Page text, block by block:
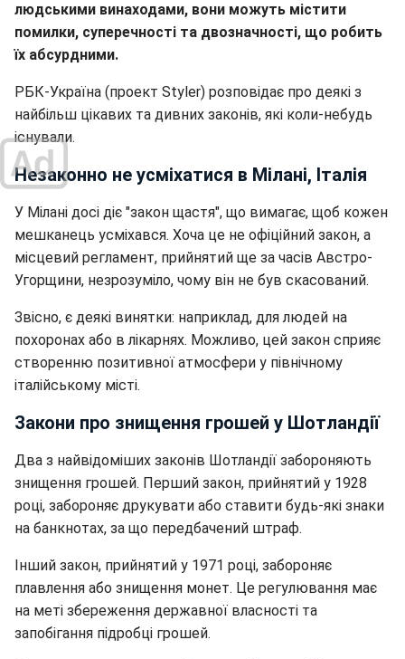
людськими винаходами, вони можуть містити
помилки, суперечності та двозначності, що робить
їх абсурдними.
РБК-Україна (проект Styler) розповідає про деякі з
найбільш цікавих та дивних законів, які коли-небудь
існували.
Незаконно не усміхатися в Мілані, Італія
У Мілані досі діє "закон щастя", що вимагає, щоб кожен
мешканець усміхався. Хоча це не офіційний закон, а
місцевий регламент, прийнятий ще за часів Австро-
Угорщини, незрозуміло, чому він не був скасований.
Звісно, є деякі винятки: наприклад, для людей на
похоронах або в лікарнях. Можливо, цей закон сприяє
створенню позитивної атмосфери у північному
італійському місті.
Закони про знищення грошей у Шотландії
Два з найвідоміших законів Шотландії забороняють
знищення грошей. Перший закон, прийнятий у 1928
році, забороняє друкувати або ставити будь-які знаки
на банкнотах, за що передбачений штраф.
Інший закон, прийнятий у 1971 році, забороняє
плавлення або знищення монет. Це регулювання має
на меті збереження державної власності та
запобігання підробці грошей.